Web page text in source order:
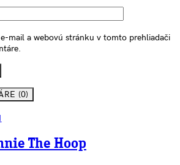
mail a webovú stránku v tomto prehliadači
(0)
The Hoop